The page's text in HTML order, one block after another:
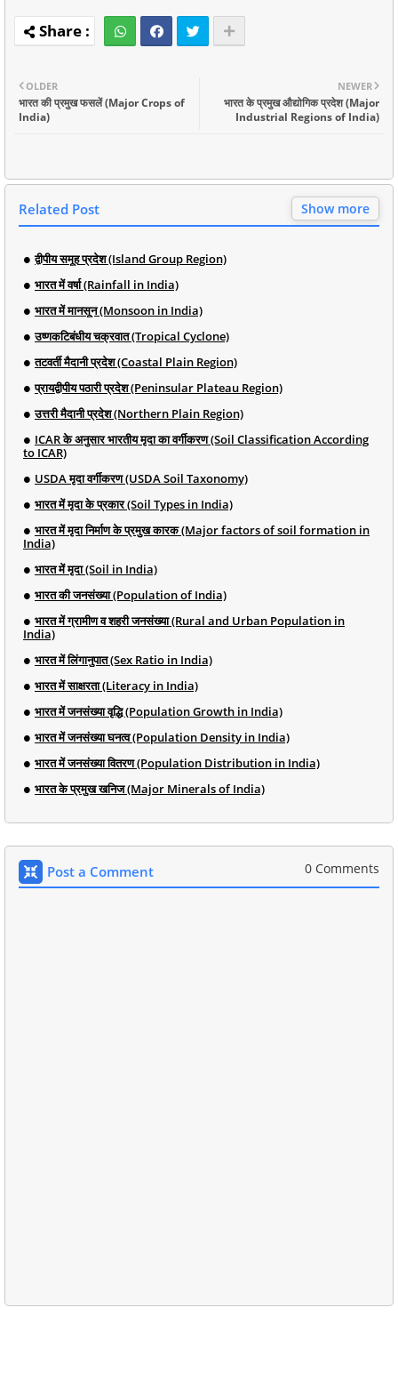
NEWER
भारत के प्रमुख औद्योगिक प्रदेश (Major
Industrial Regions of India)
OLDER
भारत की प्रमुख फसलें (Major Crops of
India)
Related Post Show more
द्वीपीय समूह प्रदेश (Island Group Region)
भारत में वर्षा (Rainfall in India)
भारत में मानसून (Monsoon in India)
उष्णकटिबंधीय चक्रवात (Tropical Cyclone)
तटवर्ती मैदानी प्रदेश (Coastal Plain Region)
प्रायद्वीपीय पठारी प्रदेश (Peninsular Plateau Region)
उत्तरी मैदानी प्रदेश (Northern Plain Region)
ICAR के अनुसार भारतीय मृदा का वर्गीकरण (Soil Classification According
to ICAR)
USDA मृदा वर्गीकरण (USDA Soil Taxonomy)
भारत में मृदा के प्रकार (Soil Types in India)
भारत में मृदा निर्माण के प्रमुख कारक (Major factors of soil formation in
India)
भारत में मृदा (Soil in India)
भारत की जनसंख्या (Population of India)
भारत में ग्रामीण व शहरी जनसंख्या (Rural and Urban Population in
India)
भारत में लिंगानुपात (Sex Ratio in India)
भारत में साक्षरता (Literacy in India)
भारत में जनसंख्या वृद्धि (Population Growth in India)
भारत में जनसंख्या घनत्व (Population Density in India)
भारत में जनसंख्या वितरण (Population Distribution in India)
भारत के प्रमुख खनिज (Major Minerals of India)
Post a Comment 0 Comments